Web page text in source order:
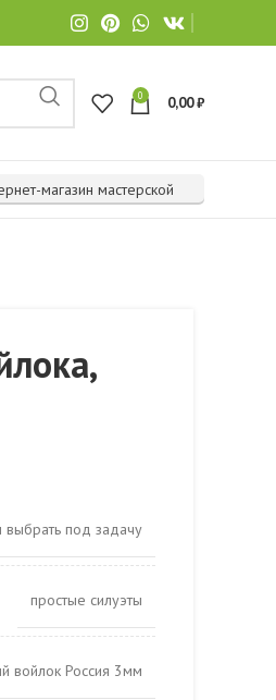
0 0,00₽
магазин мастерской
под задачу
простые силуэты
войлок Россия 3мм